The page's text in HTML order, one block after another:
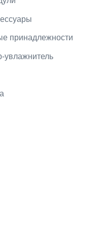
принадлежности
увлажнитель